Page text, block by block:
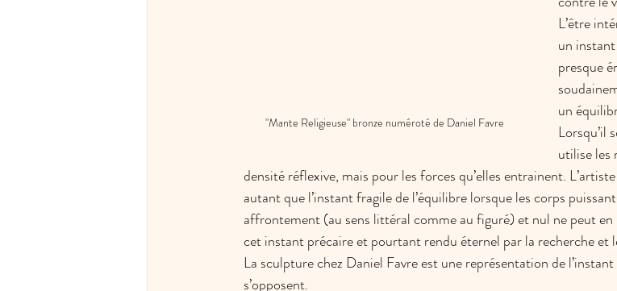
"Mante Religieuse" bronze numéroté de Daniel Favre
L’être
un
presque
un
Lorsqu’il
utilise les
densité réflexive, mais pour les forces qu’elles entrainent.
autant que l’instant fragile de l’équilibre lorsque les corps
affrontement (au sens littéral comme au figuré) et nul ne peut en
cet instant précaire et pourtant rendu éternel par la recherche et
La sculpture chez Daniel Favre est une représentation de
s’opposent.